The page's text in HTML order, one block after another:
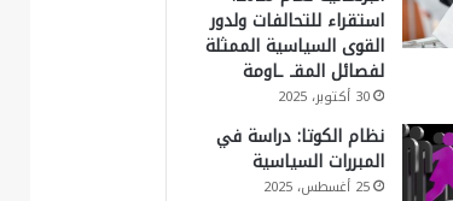
استقراء للتحالفات ولدور
القوى السياسية الممثلة
لفصائل المقـ ـاومة
30 أكتوبر، 2025
نظام الكوتا: دراسة في
المبررات السياسية
25 أغسطس، 2025